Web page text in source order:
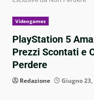
Videogames
PlayStation 5
Prezzi Scontati e
Perdere
Redazione Giugno 23,